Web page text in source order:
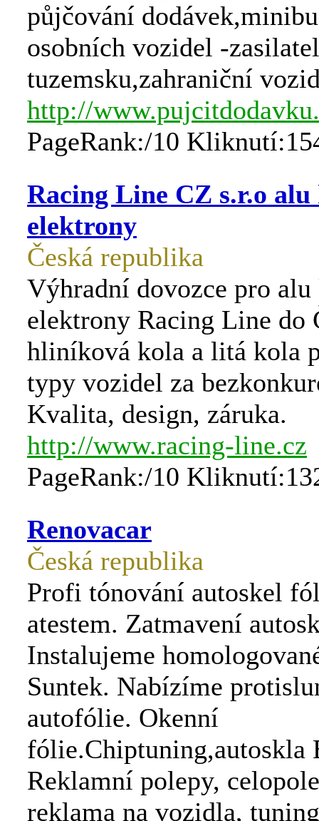
půjčování
osobních vozidel -
tuzemsku,zahraniční
http://
PageRank:/10
Racing Line CZ s.r.o alu
elektrony
Česká republika
Výhradní dovozce pro alu
elektrony Racing Line do
hliníková kola a litá kola
typy vozidel za
Kvalita, design, záruka.
http://www.racing-line.cz
PageRank:/10
Renovacar
Česká republika
Profi tónování autoskel
atestem. Zatmavení
Instalujeme
Suntek. Nabízíme
autofólie. Okenní
fólie.Chiptuning,autoskla
Reklamní polepy,
reklama na vozidla,